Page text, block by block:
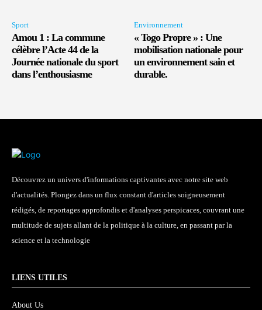
Sport
Amou 1 : La commune
célèbre l’Acte 44 de la
Journée nationale du sport
dans l’enthousiasme
Environnement
« Togo Propre » : Une
mobilisation nationale pour
un environnement sain et
durable.
Découvrez un univers d'informations captivantes avec notre site web
d'actualités. Plongez dans un flux constant d'articles soigneusement
rédigés, de reportages approfondis et d'analyses perspicaces, couvrant une
multitude de sujets allant de la politique à la culture, en passant par la
science et la technologie
LIENS UTILES
About Us